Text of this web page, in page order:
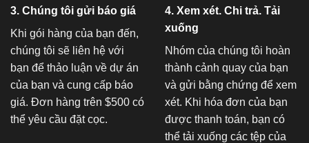
3. Chúng tôi gửi báo giá
Khi gói hàng của bạn đến,
chúng tôi sẽ liên hệ với
bạn để thảo luận về dự án
của bạn và cung cấp báo
giá. Đơn hàng trên $500 có
thể yêu cầu đặt cọc.
4. Xem xét. Chi trả. Tải
xuống
Nhóm của chúng tôi hoàn
thành cảnh quay của bạn
và gửi bằng chứng để xem
xét. Khi hóa đơn của bạn
được thanh toán, bạn có
thể tải xuống các tệp của